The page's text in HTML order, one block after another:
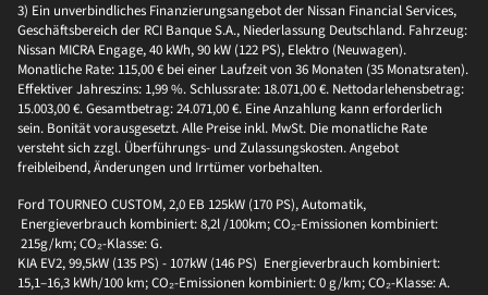
3) Ein unverbindliches Finanzierungsangebot der Nissan Financial Services,
Geschäftsbereich der RCI Banque S.A., Niederlassung Deutschland. Fahrzeug:
Nissan MICRA Engage, 40 kWh, 90 kW (122 PS), Elektro (Neuwagen).
Monatliche Rate: 115,00 € bei einer Laufzeit von 36 Monaten (35 Monatsraten).
Effektiver Jahreszins: 1,99 %. Schlussrate: 18.071,00 €. Nettodarlehensbetrag:
15.003,00 €. Gesamtbetrag: 24.071,00 €. Eine Anzahlung kann erforderlich
sein. Bonität vorausgesetzt. Alle Preise inkl. MwSt. Die monatliche Rate
versteht sich zzgl. Überführungs- und Zulassungskosten. Angebot
freibleibend, Änderungen und Irrtümer vorbehalten.
Ford TOURNEO CUSTOM, 2,0 EB 125kW (170 PS), Automatik,
Energieverbrauch kombiniert: 8,2l /100km; CO₂-Emissionen kombiniert:
215g/km; CO₂-Klasse: G.
KIA EV2, 99,5kW (135 PS) - 107kW (146 PS) Energieverbrauch kombiniert:
15,1–16,3 kWh/100 km; CO₂-Emissionen kombiniert: 0 g/km; CO₂-Klasse: A.